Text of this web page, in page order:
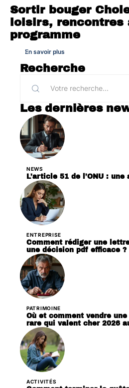
Sortir bouger
loisirs, rencontres
programme
En savoir plus
Recherche
Les dernières
NEWS
L’article 51 de l’ONU :
ENTREPRISE
Comment rédiger une
une décision pdf efficace ?
PATRIMOINE
Où et comment vendre
rare qui valent cher 2026
ACTIVITÉS